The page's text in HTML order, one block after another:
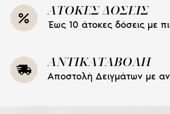
ΑΤΟΚΕΣ ΔΟΣΕΙΣ
Έως 10 άτοκες δόσεις με
ΑΝΤΙΚΑΤΑΒΟΛΗ
Αποστολή Δειγμάτων με